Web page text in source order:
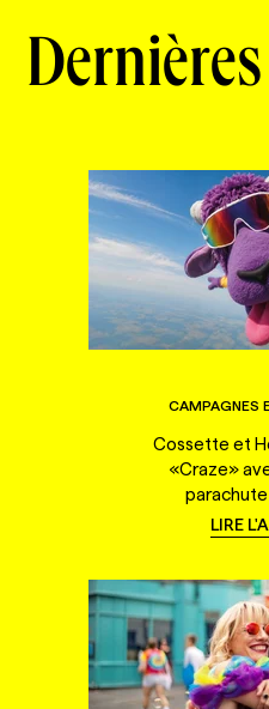
CAMPAGNES
Cossette et
«Craze»
LIRE